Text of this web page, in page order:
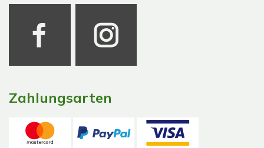
Zahlungsarten